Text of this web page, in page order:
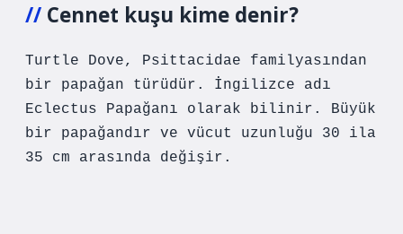
Cennet kuşu kime denir?
Turtle Dove, Psittacidae familyasından
bir papağan türüdür. İngilizce adı
Eclectus Papağanı olarak bilinir. Büyük
bir papağandır ve vücut uzunluğu 30 ila
35 cm arasında değişir.